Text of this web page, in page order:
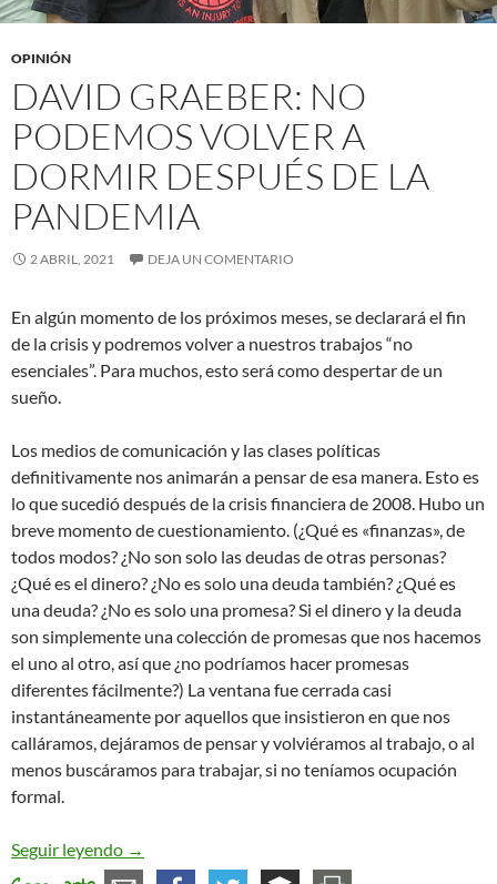
OPINIÓN
DAVID GRAEBER: NO
PODEMOS VOLVER A
DORMIR DESPUÉS DE LA
PANDEMIA
2 ABRIL, 2021 DEJA UN COMENTARIO
En algún momento de los próximos meses, se declarará el fin
de la crisis y podremos volver a nuestros trabajos “no
esenciales”. Para muchos, esto será como despertar de un
sueño.
Los medios de comunicación y las clases políticas
definitivamente nos animarán a pensar de esa manera. Esto es
lo que sucedió después de la crisis financiera de 2008. Hubo un
breve momento de cuestionamiento. (¿Qué es «finanzas», de
todos modos? ¿No son solo las deudas de otras personas?
¿Qué es el dinero? ¿No es solo una deuda también? ¿Qué es
una deuda? ¿No es solo una promesa? Si el dinero y la deuda
son simplemente una colección de promesas que nos hacemos
el uno al otro, así que ¿no podríamos hacer promesas
diferentes fácilmente?) La ventana fue cerrada casi
instantáneamente por aquellos que insistieron en que nos
calláramos, dejáramos de pensar y volviéramos al trabajo, o al
menos buscáramos para trabajar, si no teníamos ocupación
formal.
Seguir leyendo David Graeber: no podemos volver a dormir
→